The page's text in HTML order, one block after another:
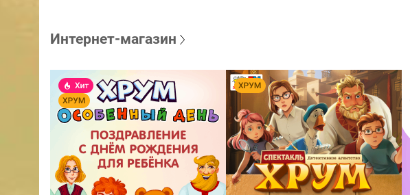
Интернет-магазин